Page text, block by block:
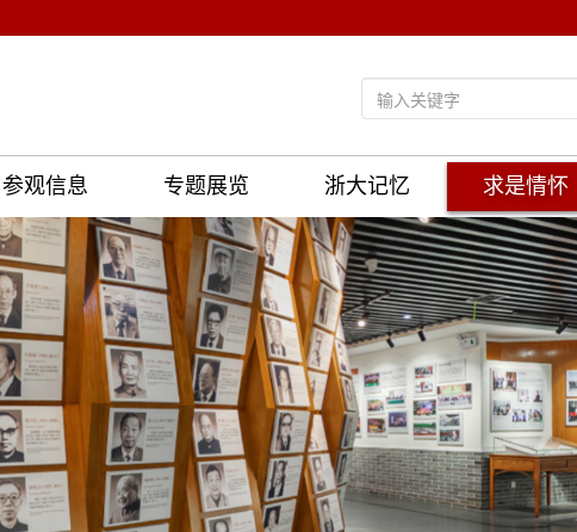
参观信息 专题展览 浙大记忆 求是情怀